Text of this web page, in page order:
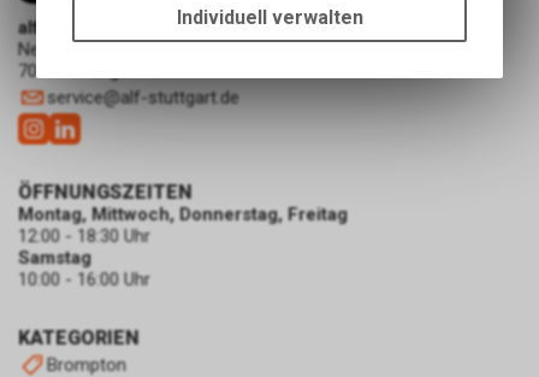
alf cycling Showroom | ASP Werkstatt
Neckarstraße 227
70190 Stuttgart
service@alf-stuttgart.de
KATEGORIEN
Brompton
ÖFFNUNGSZEITEN
Montag, Mittwoch, Donnerstag, Freitag
12:00 - 18:30 Uhr
Samstag
10:00 - 16:00 Uhr
um die grundlegenden
Funktionen unseres Online-
des Warenkorbs, zu
ermöglichen. Bitte beachten Sie,
zulassen.
Individuell verwalten